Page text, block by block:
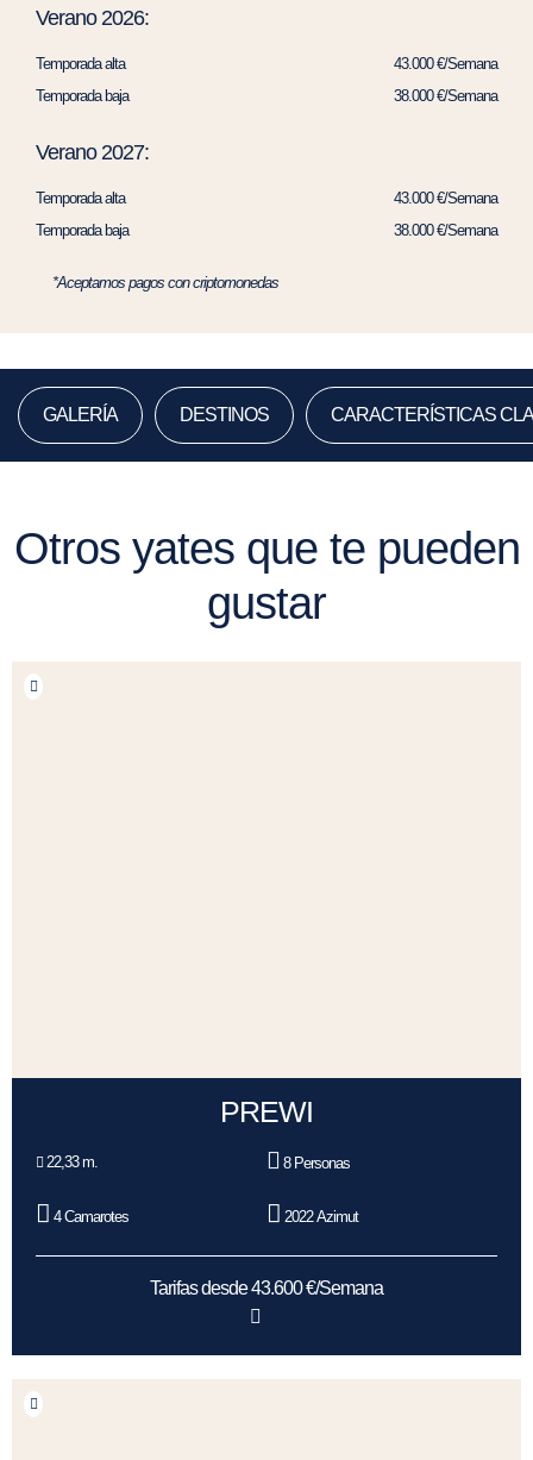
Verano 2026:
Temporada alta
43.000 €/Semana
Temporada baja
38.000 €/Semana
Verano 2027:
Temporada alta
43.000 €/Semana
Temporada baja
38.000 €/Semana
*Aceptamos pagos con criptomonedas
GALERÍA DESTINOS CARACTERÍSTICAS
Otros yates que te pueden
gustar
PREWI
22,33 m. 8 Personas
4 Camarotes 2022 Azimut
Tarifas desde 43.600 €/Semana